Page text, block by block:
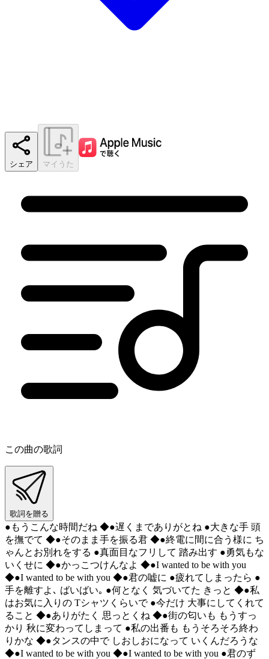
シェア マイうた
この曲の歌詞
歌詞を贈る
●もうこんな時間だね ◆●遅くまでありがとね ●大きな手 頭
を撫でて ◆●そのまま手を振る君 ◆●終電に間に合う様に ち
ゃんとお別れをする ●真面目なフリして 踏み出す ●勇気もな
いくせに ◆●かっこつけんなよ ◆●I wanted to be with you
◆●I wanted to be with you ◆●君の嘘に ●疲れてしまったら ●
手を離すよ､ ばいばい｡ ●何となく 気づいてた きっと ◆●私
はお気に入りの Tシャツくらいで ●今だけ 大事にしてくれて
ること ◆●ありがたく 思っとくね ◆●街の匂いも もうすっ
かり 秋に変わってしまって ●私の出番も もうそろそろ終わ
りかな ◆●タンスの中で しおしおになって いくんだろうな
◆●I wanted to be with you ◆●I wanted to be with you ●君のず